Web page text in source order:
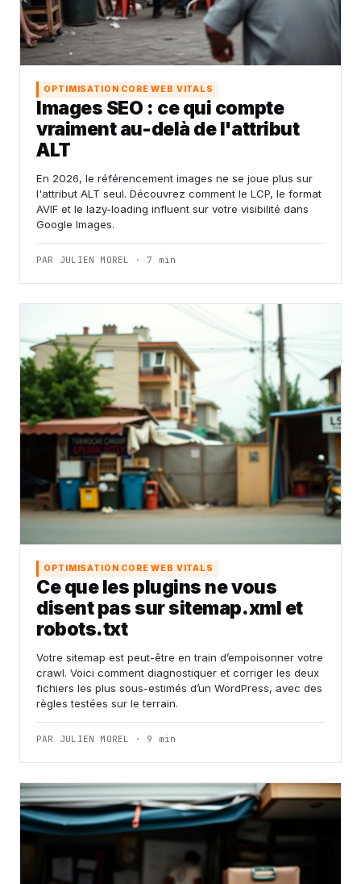
OPTIMISATION CORE WEB VITALS
Images SEO : ce qui compte
vraiment au-delà de l'attribut
ALT
En 2026, le référencement images ne se joue plus sur
l'attribut ALT seul. Découvrez comment le LCP, le format
AVIF et le lazy-loading influent sur votre visibilité dans
Google Images.
PAR JULIEN MOREL · 7 min
OPTIMISATION CORE WEB VITALS
Ce que les plugins ne vous
disent pas sur sitemap.xml et
robots.txt
Votre sitemap est peut-être en train d’empoisonner votre
crawl. Voici comment diagnostiquer et corriger les deux
fichiers les plus sous-estimés d’un WordPress, avec des
règles testées sur le terrain.
PAR JULIEN MOREL · 9 min